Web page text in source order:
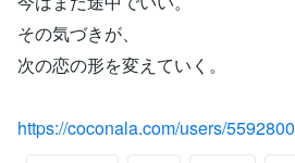
その気づきが、
次の恋の形を変えていく。
https://coconala.com/users/5592800